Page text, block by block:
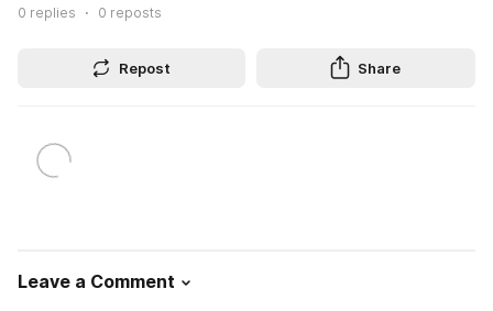
0 replies 0 reposts
Repost Share
Leave a Comment